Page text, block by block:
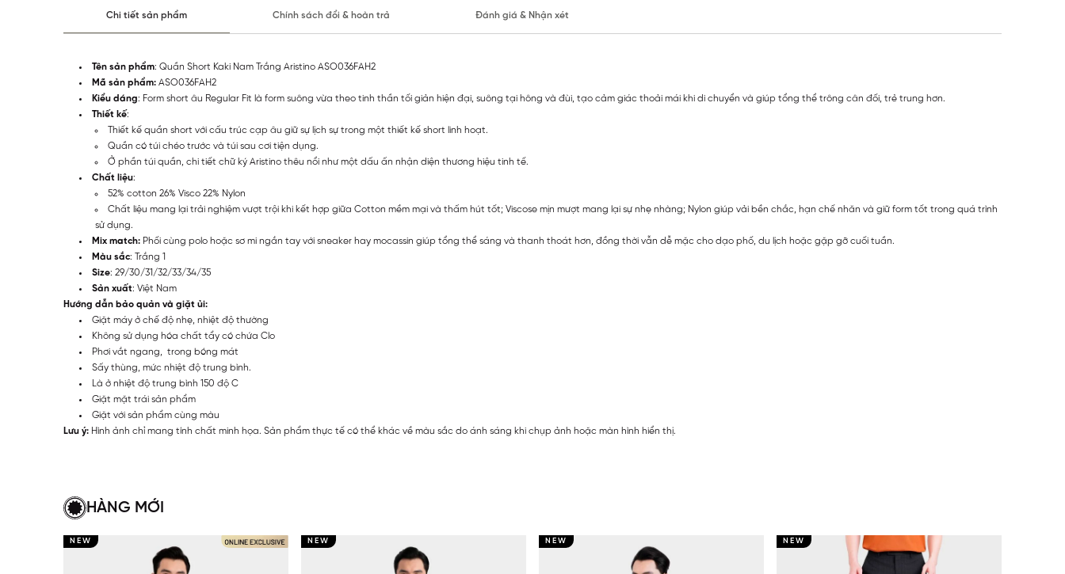
Chi tiết sản phẩm Chính sách đổi & hoàn trả Đánh giá & Nhận xét
Tên sản phẩm: Quần Short Kaki Nam Trắng Aristino ASO036FAH2
Mã sản phẩm: ASO036FAH2
Kiểu dáng: Form short âu Regular Fit là form suông vừa theo tinh thần tối giản hiện đại, suông tại hông và đùi, tạo cảm giác thoải mái khi di chuyển và giúp tổng thể trông cân đối, trẻ trung hơn.
Thiết kế:
Thiết kế quần short với cấu trúc cạp âu giữ sự lịch sự trong một thiết kế short linh hoạt.
Quần có túi chéo trước và túi sau cơi tiện dụng.
Ở phần túi quần, chi tiết chữ ký Aristino thêu nổi như một dấu ấn nhận diện thương hiệu tinh tế.
Chất liệu:
52% cotton 26% Visco 22% Nylon
Chất liệu mang lại trải nghiệm vượt trội khi kết hợp giữa Cotton mềm mại và thấm hút tốt; Viscose mịn mượt mang lại sự nhẹ nhàng; Nylon giúp vải bền chắc, hạn chế nhăn và giữ form tốt trong quá trình
sử dụng.
Mix match: Phối cùng polo hoặc sơ mi ngắn tay với sneaker hay mocassin giúp tổng thể sáng và thanh thoát hơn, đồng thời vẫn dễ mặc cho dạo phố, du lịch hoặc gặp gỡ cuối tuần.
Màu sắc: Trắng 1
Size: 29/30/31/32/33/34/35
Sản xuất: Việt Nam
Hướng dẫn bảo quản và giặt ủi:
Giặt máy ở chế độ nhẹ, nhiệt độ thường
Không sử dụng hóa chất tẩy có chứa Clo
Phơi vắt ngang, trong bóng mát
Sấy thùng, mức nhiệt độ trung bình.
Là ở nhiệt độ trung bình 150 độ C
Giặt mặt trái sản phẩm
Giặt với sản phẩm cùng màu
Lưu ý: Hình ảnh chỉ mang tính chất minh họa. Sản phẩm thực tế có thể khác về màu sắc do ánh sáng khi chụp ảnh hoặc màn hình hiển thị.
HÀNG MỚI
NEW NEW NEW NEW